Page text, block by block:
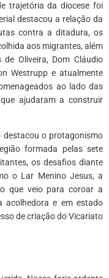
trajetória da diocese foi
destacou a relação da
contra a ditadura, os
aos migrantes, além
Oliveira, Dom Cláudio
Westrupp e atualmente
ao lado das
ajudaram a construir
destacou o protagonismo
formada pelas sete
os desafios diante
o Lar Menino Jesus, a
que veio para coroar a
acolhedora e em estado
de criação do Vicariato